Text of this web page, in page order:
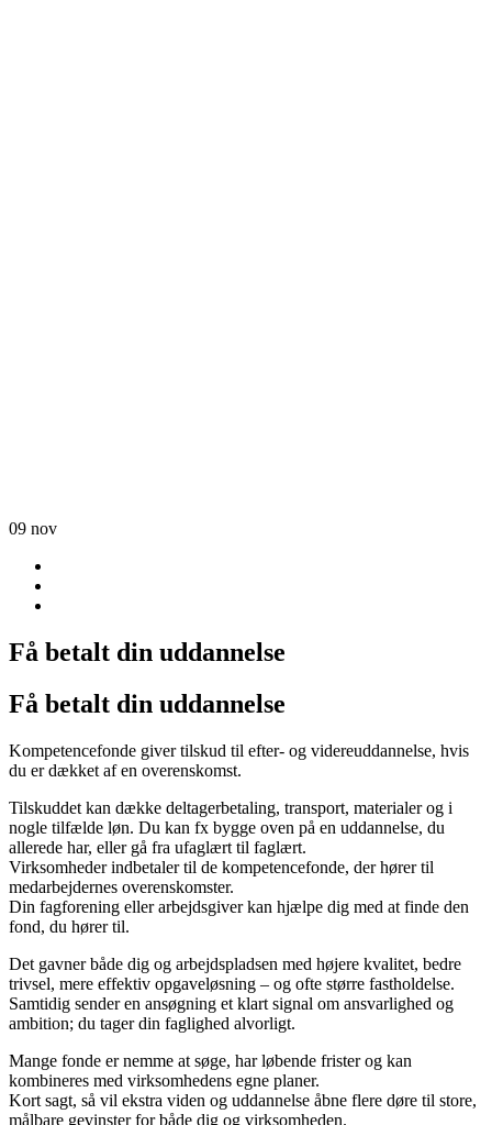
09 nov
Få betalt din uddannelse
Få betalt din uddannelse
Kompetencefonde giver tilskud til efter- og videreuddannelse, hvis
du er dækket af en overenskomst.
Tilskuddet kan dække deltagerbetaling, transport, materialer og i
nogle tilfælde løn. Du kan fx bygge oven på en uddannelse, du
allerede har, eller gå fra ufaglært til faglært.
Virksomheder indbetaler til de kompetencefonde, der hører til
medarbejdernes overenskomster.
Din fagforening eller arbejdsgiver kan hjælpe dig med at finde den
fond, du hører til.
Det gavner både dig og arbejdspladsen med højere kvalitet, bedre
trivsel, mere effektiv opgaveløsning – og ofte større fastholdelse.
Samtidig sender en ansøgning et klart signal om ansvarlighed og
ambition; du tager din faglighed alvorligt.
Mange fonde er nemme at søge, har løbende frister og kan
kombineres med virksomhedens egne planer.
Kort sagt, så vil ekstra viden og uddannelse åbne flere døre til store,
målbare gevinster for både dig og virksomheden.